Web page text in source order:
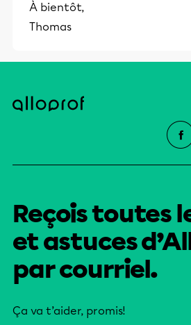
À bientôt,
Thomas
Reçois toutes
et astuces
par courriel.
Ça va t’aider, promis!